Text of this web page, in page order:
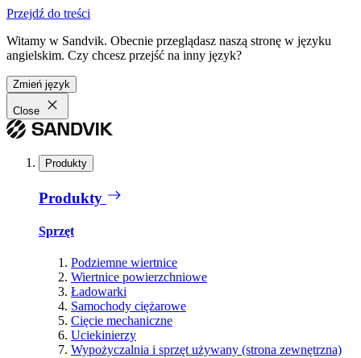
Przejdź do treści
Witamy w Sandvik. Obecnie przeglądasz naszą stronę w języku
angielskim. Czy chcesz przejść na inny język?
Zmień język
Close
Produkty
Produkty
Sprzęt
Podziemne wiertnice
Wiertnice powierzchniowe
Ładowarki
Samochody ciężarowe
Cięcie mechaniczne
Uciekinierzy
Wypożyczalnia i sprzęt używany (strona zewnętrzna)